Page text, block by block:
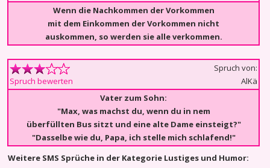
Wenn die Nachkommen der Vorkommen
mit dem Einkommen der Vorkommen nicht
auskommen, so werden sie alle verkommen.
Spruch bewerten
Spruch von:
AlKä
Vater zum Sohn:
"Max, was machst du, wenn du in nem
überfüllten Bus sitzt und eine alte Dame einsteigt?"
"Dasselbe wie du, Papa, ich stelle mich schlafend!"
Weitere SMS Sprüche in der Kategorie Lustiges und Humor: